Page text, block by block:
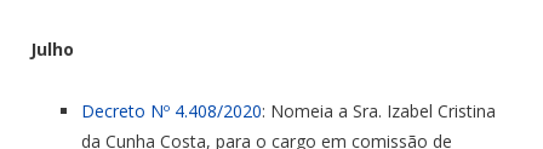
Julho
Decreto Nº 4.408/2020: Nomeia a Sra. Izabel Cristina
da Cunha Costa, para o cargo em comissão de